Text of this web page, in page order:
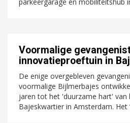
parkeergarage en mobiliteitshub
Voormalige
innovatieproeftuin in
De enige overgebleven
voormalige Bijlmerbajes
jaren tot het 'duurzame hart' van
Bajeskwartier in Amsterdam. Het